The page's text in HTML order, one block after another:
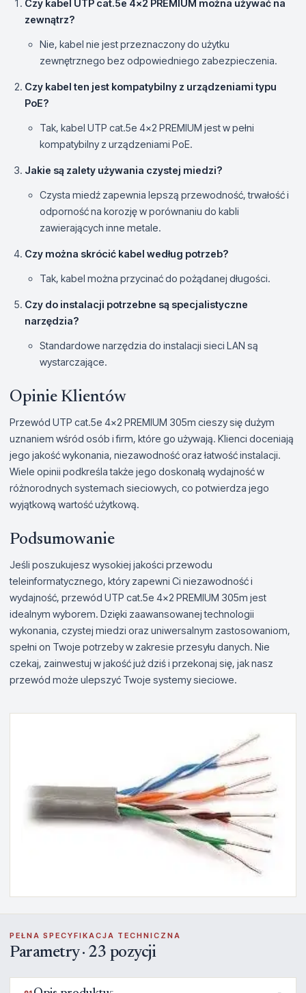
Czy kabel UTP cat.5e 4x2 PREMIUM można używać na
zewnątrz?
Nie, kabel nie jest przeznaczony do użytku
zewnętrznego bez odpowiedniego zabezpieczenia.
Czy kabel ten jest kompatybilny z urządzeniami typu
PoE?
Tak, kabel UTP cat.5e 4x2 PREMIUM jest w pełni
kompatybilny z urządzeniami PoE.
Jakie są zalety używania czystej miedzi?
Czysta miedź zapewnia lepszą przewodność, trwałość i
odporność na korozję w porównaniu do kabli
zawierających inne metale.
Czy można skrócić kabel według potrzeb?
Tak, kabel można przycinać do pożądanej długości.
Czy do instalacji potrzebne są specjalistyczne
narzędzia?
Standardowe narzędzia do instalacji sieci LAN są
wystarczające.
Opinie Klientów
Przewód UTP cat.5e 4x2 PREMIUM 305m cieszy się dużym
uznaniem wśród osób i firm, które go używają. Klienci doceniają
jego jakość wykonania, niezawodność oraz łatwość instalacji.
Wiele opinii podkreśla także jego doskonałą wydajność w
różnorodnych systemach sieciowych, co potwierdza jego
wyjątkową wartość użytkową.
Podsumowanie
Jeśli poszukujesz wysokiej jakości przewodu
teleinformatycznego, który zapewni Ci niezawodność i
wydajność, przewód UTP cat.5e 4x2 PREMIUM 305m jest
idealnym wyborem. Dzięki zaawansowanej technologii
wykonania, czystej miedzi oraz uniwersalnym zastosowaniom,
spełni on Twoje potrzeby w zakresie przesyłu danych. Nie
czekaj, zainwestuj w jakość już dziś i przekonaj się, jak nasz
przewód może ulepszyć Twoje systemy sieciowe.
PEŁNA SPECYFIKACJA TECHNICZNA
Parametry · 23 pozycji